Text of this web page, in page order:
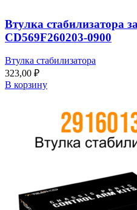
Втулка стабилизатора
CD569F260203-0900
Втулка стабилизатора
323,00 ₽
В корзину